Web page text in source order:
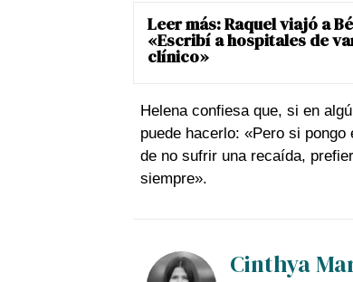
Leer más:Raquel viajó a
«Escribí a hospitales de
clínico»
Helena confiesa que, si en
puede hacerlo: «Pero si
de no sufrir una recaída,
siempre».
Cinthya